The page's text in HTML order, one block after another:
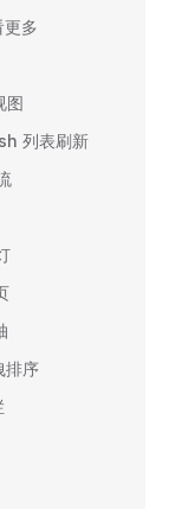
多
图
列表刷新
排序